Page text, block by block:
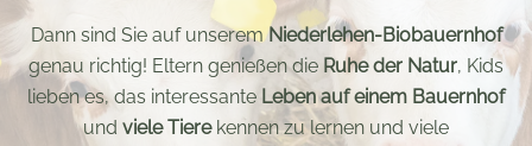
Dann sind Sie auf unseremNiederlehen-Biobauernhof
genau richtig! Eltern genießen die Ruhe der Natur, Kids
lieben es, das interessante Leben auf einem Bauernhof
und viele Tierekennen zu lernen und viele